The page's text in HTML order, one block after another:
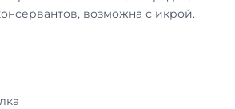
возможна с икрой.